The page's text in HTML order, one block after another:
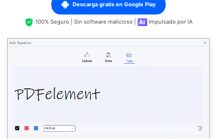
Descarga gratis en Google Play
100% Seguro | Sin software malicioso | Impulsado por IA